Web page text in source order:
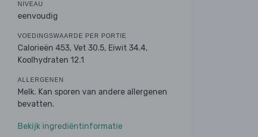
NIVEAU
eenvoudig
VOEDINGSWAARDE PER PORTIE
Calorieën 453, Vet 30.5, Eiwit 34.4,
Koolhydraten 12.1
ALLERGENEN
Melk. Kan sporen van andere allergenen
bevatten.
Bekijk ingrediëntinformatie